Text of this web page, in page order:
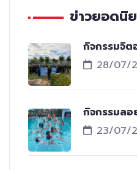
ข่าวยอดนิ
กิจกรรมจิ
28/07/
กิจกรรมล
23/07/